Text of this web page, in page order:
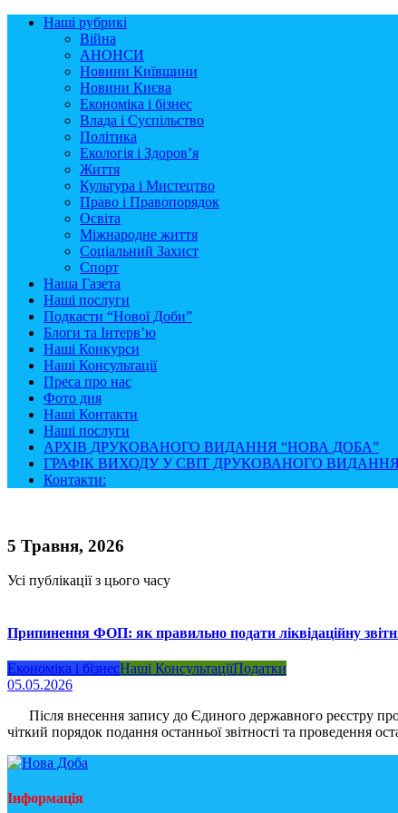
Наші рубрикі
Війна
АНОНСИ
Новини Київщини
Новини Києва
Економіка і бізнес
Влада і Суспільство
Політика
Екологія і Здоров’я
Життя
Культура і Мистецтво
Право і Правопорядок
Освіта
Міжнародне життя
Соціальний Захист
Спорт
Наша Газета
Наші послуги
Подкасти “Нової Доби”
Блоги та Інтерв’ю
Наші Конкурси
Наші Консультації
Преса про нас
Фото дня
Наші Контакти
Наші послуги
АРХІВ ДРУКОВАНОГО ВИДАННЯ “НОВА ДОБА”
ГРАФІК ВИХОДУ У СВІТ ДРУКОВАНОГО ВИДАННЯ
Контакти:
5 Травня, 2026
Усі публікації з цього часу
Припинення ФОП: як правильно подати ліквідаційну
Економіка і бізнесНаші КонсультаціїПодатки
05.05.2026
Після внесення запису до Єдиного державного реєстру про
чіткий порядок подання останньої звітності та проведення
Інформація